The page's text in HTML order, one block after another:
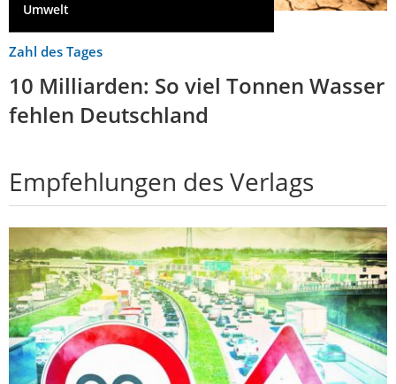
Umwelt
Zahl des Tages
10 Milliarden: So viel Tonnen Wasser
fehlen Deutschland
Empfehlungen des Verlags